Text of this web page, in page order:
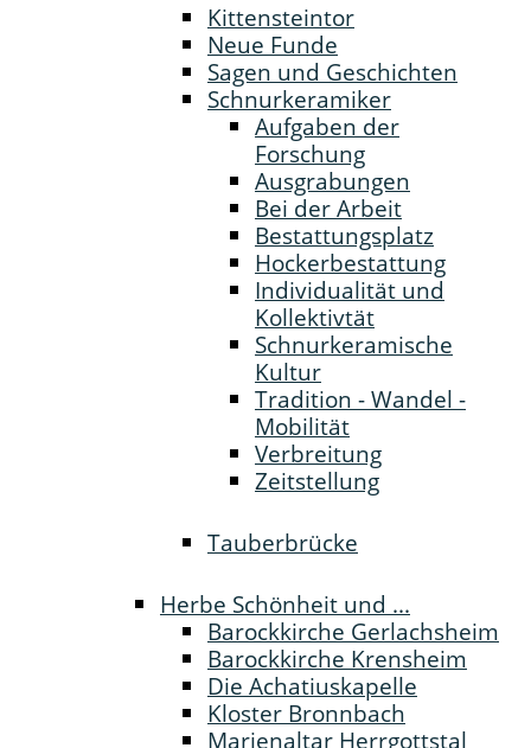
Kittensteintor
Neue Funde
Sagen und Geschichten
Schnurkeramiker
Aufgaben der
Forschung
Ausgrabungen
Bei der Arbeit
Bestattungsplatz
Hockerbestattung
Individualität und
Kollektivtät
Schnurkeramische
Kultur
Tradition - Wandel -
Mobilität
Verbreitung
Zeitstellung
Tauberbrücke
Herbe Schönheit und ...
Barockkirche Gerlachsheim
Barockkirche Krensheim
Die Achatiuskapelle
Kloster Bronnbach
Marienaltar Herrgottstal